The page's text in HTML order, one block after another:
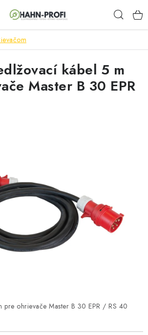
pre ohrievače Master B 30 EPR / RS 40
kábel 5 m
Master B 30 EPR